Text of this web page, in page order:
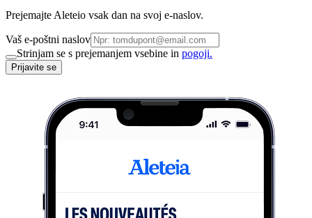
Prejemajte Aleteio vsak dan na svoj e-naslov.
Vaš e-poštni naslov
Strinjam se s prejemanjem vsebine in pogoji.
Prijavite se